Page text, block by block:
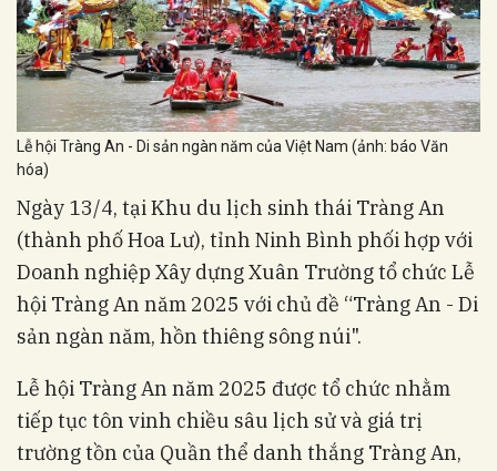
Lễ hội Tràng An - Di sản ngàn năm của Việt Nam (ảnh: báo Văn
hóa)
Ngày 13/4, tại Khu du lịch sinh thái Tràng An
(thành phố Hoa Lư), tỉnh Ninh Bình phối hợp với
Doanh nghiệp Xây dựng Xuân Trường tổ chức Lễ
hội Tràng An năm 2025 với chủ đề “Tràng An - Di
sản ngàn năm, hồn thiêng sông núi".
Lễ hội Tràng An năm 2025 được tổ chức nhằm
tiếp tục tôn vinh chiều sâu lịch sử và giá trị
trường tồn của Quần thể danh thắng Tràng An,